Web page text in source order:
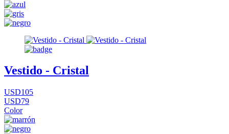
Vestido - Cristal
USD105
USD79
Color